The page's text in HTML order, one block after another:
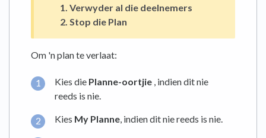
1. Verwyder al die deelnemers
2. Stop die Plan
Om 'n plan te verlaat:
Kies die Planne-oortjie , indien dit nie
reeds is nie.
Kies My Planne, indien dit nie reeds is nie.